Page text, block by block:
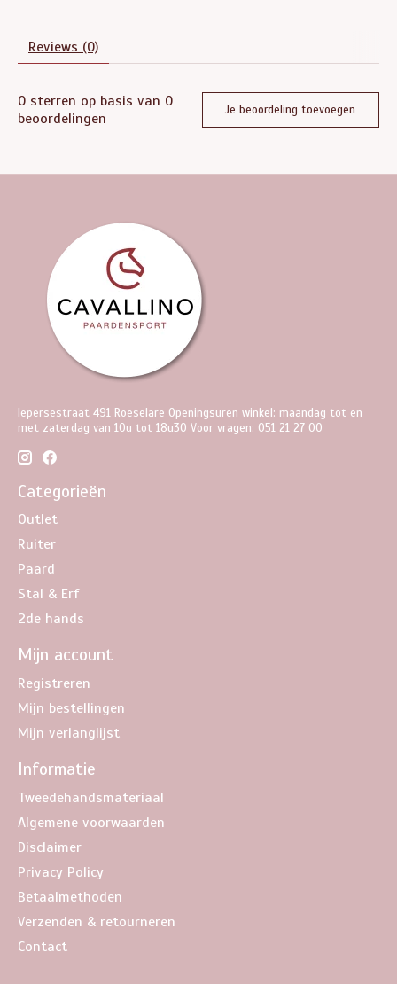
Reviews (0)
0 sterren op basis van 0
beoordelingen
Je beoordeling toevoegen
Iepersestraat 491 Roeselare Openingsuren winkel: maandag tot en
met zaterdag van 10u tot 18u30 Voor vragen: 051 21 27 00
Categorieën
Outlet
Ruiter
Paard
Stal & Erf
2de hands
Mijn account
Registreren
Mijn bestellingen
Mijn verlanglijst
Informatie
Tweedehandsmateriaal
Algemene voorwaarden
Disclaimer
Privacy Policy
Betaalmethoden
Verzenden & retourneren
Contact